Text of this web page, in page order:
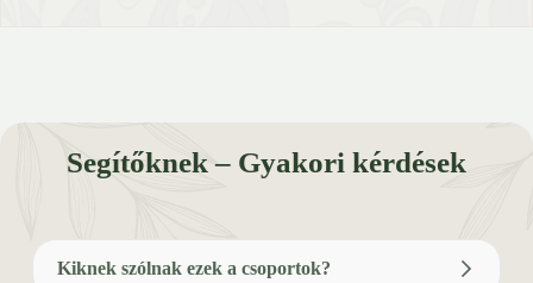
Segítőknek – Gyakori kérdések
Kiknek szólnak ezek a csoportok?